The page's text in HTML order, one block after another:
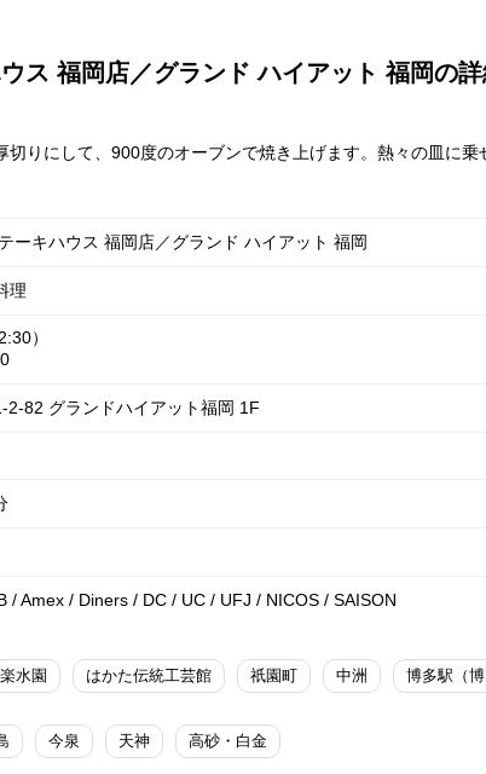
ス 福岡店／グランド ハイアット 福岡の
りにして、900度のオーブンで焼き上げます。熱々の皿に乗
ーキハウス 福岡店／グランド ハイアット 福岡
理
）
2-82 グランドハイアット福岡 1F
/ Amex / Diners / DC / UC / UFJ / NICOS / SAISON
楽水園 はかた伝統工芸館 祇園町 中洲 博多駅（博
今泉 天神 高砂・白金